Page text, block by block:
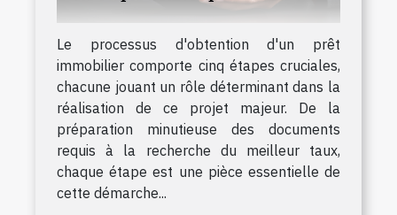
Le processus d'obtention d'un prêt
immobilier comporte cinq étapes cruciales,
chacune jouant un rôle déterminant dans la
réalisation de ce projet majeur. De la
préparation minutieuse des documents
requis à la recherche du meilleur taux,
chaque étape est une pièce essentielle de
cette démarche...